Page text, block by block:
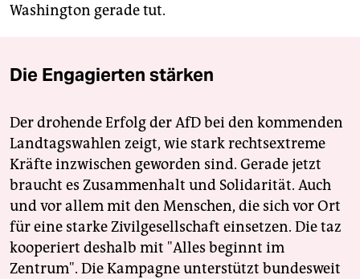
Washington gerade tut.
Die Engagierten stärken
Der drohende Erfolg der AfD bei den kommenden
Landtagswahlen zeigt, wie stark rechtsextreme
Kräfte inzwischen geworden sind. Gerade jetzt
braucht es Zusammenhalt und Solidarität. Auch
und vor allem mit den Menschen, die sich vor Ort
für eine starke Zivilgesellschaft einsetzen. Die taz
kooperiert deshalb mit "Alles beginnt im
Zentrum". Die Kampagne unterstützt bundesweit